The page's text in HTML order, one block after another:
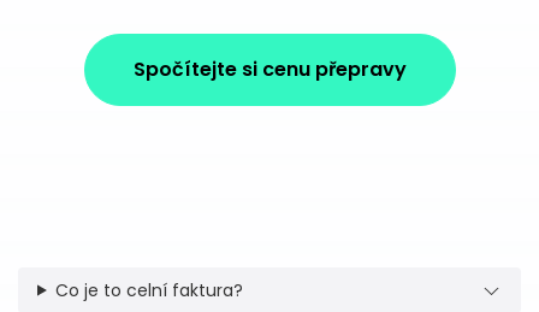
Spočítejte si cenu přepravy
Co je to celní faktura?